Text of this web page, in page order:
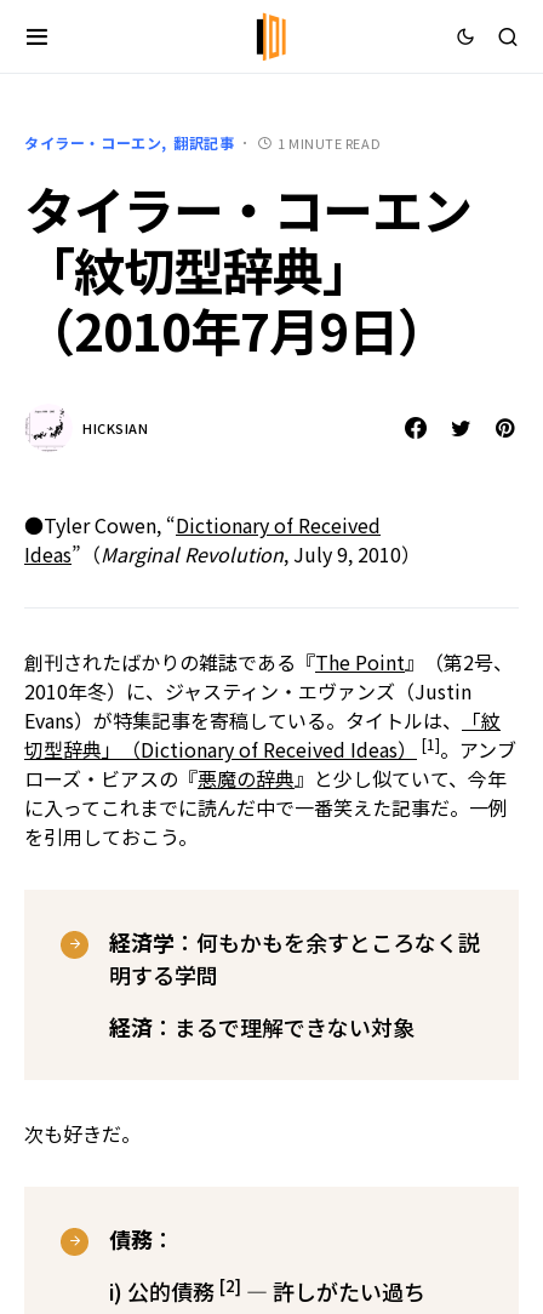
タイラー・コーエン 翻訳記事 1 MINUTE READ
タイラー・コーエン
「紋切型辞典」
（2010年7月9日）
HICKSIAN
●Tyler Cowen, “Dictionary of Received
Ideas”（Marginal Revolution, July 9, 2010）
創刊されたばかりの雑誌である『The Point』（第2号、
2010年冬）に、ジャスティン・エヴァンズ（Justin
Evans）が特集記事を寄稿している。タイトルは、
「紋
切型辞典」（Dictionary of Received Ideas）
[1]。アンブ
ローズ・ビアスの『悪魔の辞典』と少し似ていて、今年
に入ってこれまでに読んだ中で一番笑えた記事だ。一例
を引用しておこう。
経済学 ：何もかもを余すところなく説
明する学問
経済 ：まるで理解できない対象
次も好きだ。
債務 ：
i) 公的債務 [2] — 許しがたい過ち